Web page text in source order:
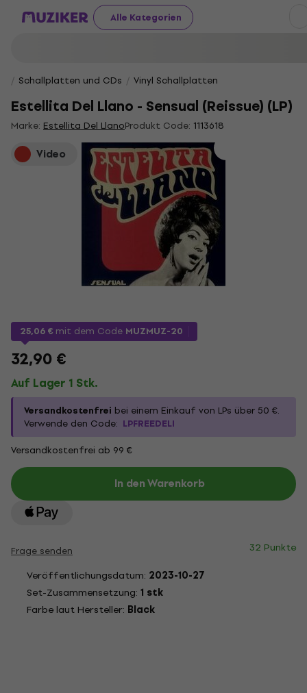
Alle Kategorien
Schallplatten und CDs Vinyl Schallplatten
Estellita Del Llano - Sensual (Reissue) (LP)
Marke: Estellita Del LlanoProdukt Code: 1113618
Video
25,06 € mit dem Code MUZMUZ-20
32,90 €
Auf Lager 1 Stk.
Versandkostenfrei bei einem Einkauf von LPs über 50 €.
Verwende den Code: LPFREEDELI
Versandkostenfrei ab 99 €
In den Warenkorb
Frage senden
32 Punkte
Veröffentlichungsdatum: 2023-10-27
Set-Zusammensetzung: 1 stk
Farbe laut Hersteller: Black